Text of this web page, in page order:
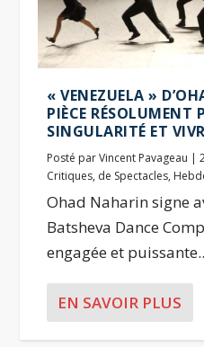
« VENEZUELA »
PIÈCE RÉSOLUMENT
SINGULARITÉ ET
Posté parVincent Pavageau |
Critiques, de Spectacles,
Ohad Naharin signe
Batsheva Dance
engagée et
EN SAVOIR PLUS